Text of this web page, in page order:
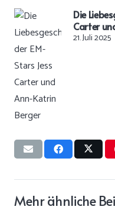
Die
Carter
21. Juli 2025
Mehr ähnliche